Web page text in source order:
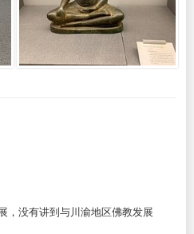
，没有讲到与川渝地区佛教发展